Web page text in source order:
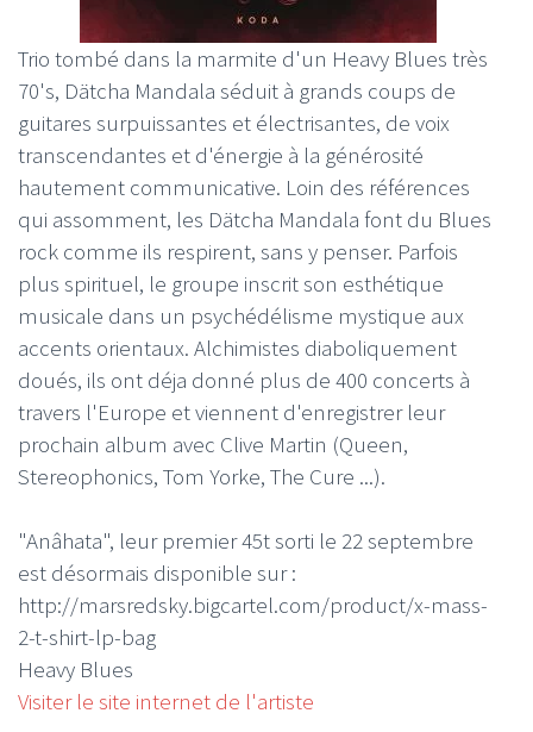
Trio tombé dans la marmite d'un Heavy Blues très
70's, Dätcha Mandala séduit à grands coups de
guitares surpuissantes et électrisantes, de voix
transcendantes et d'énergie à la générosité
hautement communicative. Loin des références
qui assomment, les Dätcha Mandala font du Blues
rock comme ils respirent, sans y penser. Parfois
plus spirituel, le groupe inscrit son esthétique
musicale dans un psychédélisme mystique aux
accents orientaux. Alchimistes diaboliquement
doués, ils ont déja donné plus de 400 concerts à
travers l'Europe et viennent d'enregistrer leur
prochain album avec Clive Martin (Queen,
Stereophonics, Tom Yorke, The Cure ...).
"Anâhata", leur premier 45t sorti le 22 septembre
est désormais disponible sur :
http://marsredsky.bigcartel.com/product/x-mass-
2-t-shirt-lp-bag
Heavy Blues
Visiter le site internet de l'artiste